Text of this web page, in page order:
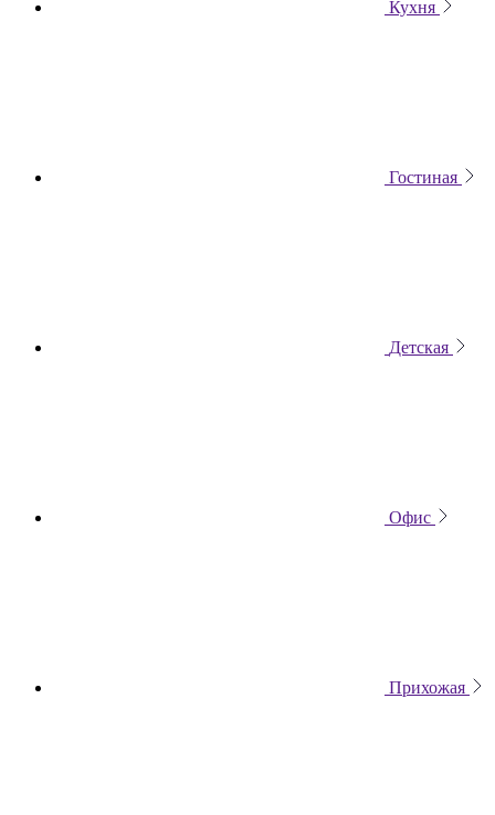
Кухня
Гостиная
Детская
Офис
Прихожая